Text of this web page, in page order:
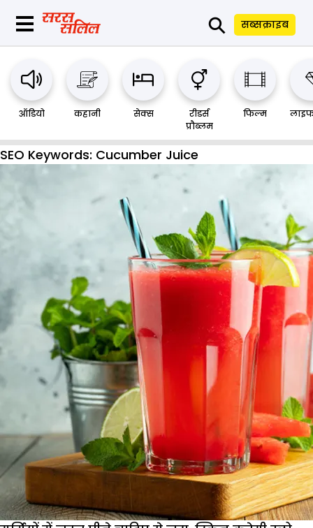
⚲ सब्सक्राइब
ऑडियो कहानी सेक्स
रीडर्स
प्रौब्लम
फिल्म
SEO Keywords: Cucumber Juice